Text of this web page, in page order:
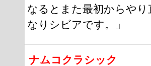
なるとまた最初からや
なりシビアです。」
ナムコクラシック